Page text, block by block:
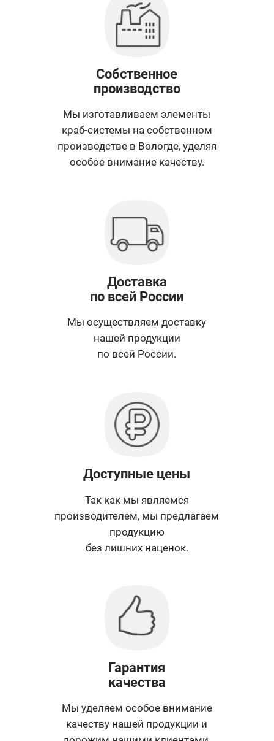
Собственное
производство
Мы изготавливаем элементы
краб-системы на собственном
производстве в Вологде, уделяя
особое внимание качеству.
Доставка
по всей России
Мы осуществляем доставку
нашей продукции
по всей России.
Доступные цены
Так как мы являемся
производителем, мы предлагаем
продукцию
без лишних наценок.
Гарантия
качества
Мы уделяем особое внимание
качеству нашей продукции и